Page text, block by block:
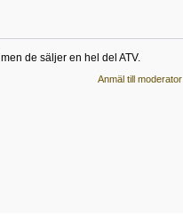
de säljer en hel del ATV.
Anmäl till moderator